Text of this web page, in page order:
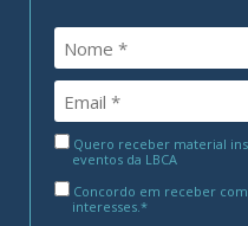
Quero receber material
eventos da LBCA
Concordo em receber
interesses.*